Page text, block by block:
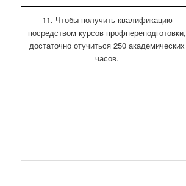
11. Чтобы получить квалификацию
посредством курсов профпереподготовки,
достаточно отучиться 250 академических
часов.